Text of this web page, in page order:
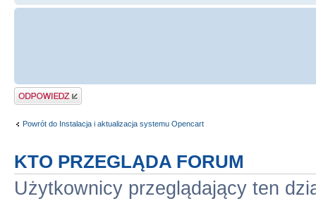
Odpowiedz
Powrót do Instalacja i aktualizacja systemu Opencart
KTO PRZEGLĄDA FORUM
Użytkownicy przeglądający ten